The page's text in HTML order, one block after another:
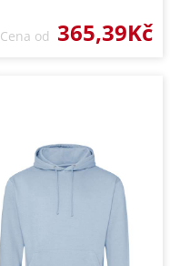
Cena od 365,39Kč